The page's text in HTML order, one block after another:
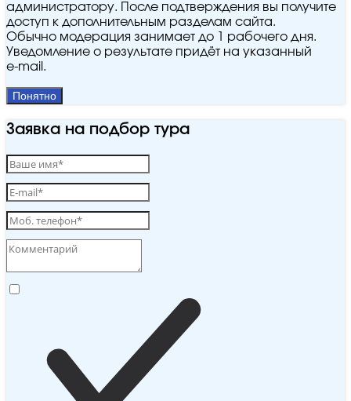
администратору. После подтверждения вы получите
доступ к дополнительным разделам сайта.
Обычно модерация занимает до 1 рабочего дня.
Уведомление о результате придёт на указанный
e‑mail.
Понятно
Заявка на подбор тура